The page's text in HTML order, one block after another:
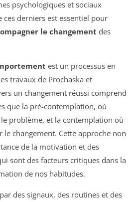
psychologiques et sociaux
derniers est essentiel pour
le changement des
est un processus en
travaux de Prochaska et
un changement réussi comprend
que la pré-contemplation, où
le problème, et la contemplation où
le changement. Cette approche non
de la motivation et des
sont des facteurs critiques dans la
de nos habitudes.
des signaux, des routines et des